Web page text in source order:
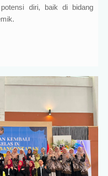
diri, baik di bidang